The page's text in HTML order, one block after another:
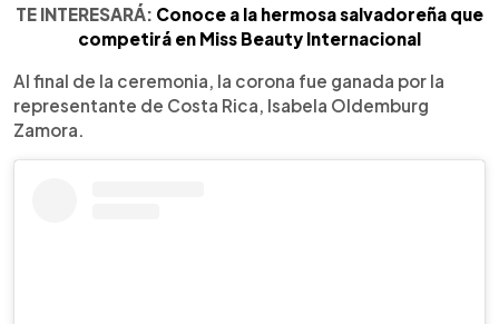
TE INTERESARÁ: Conoce a la hermosa salvadoreña que
competirá en Miss Beauty Internacional
Al final de la ceremonia, la corona fue ganada por la
representante de Costa Rica, Isabela Oldemburg
Zamora.